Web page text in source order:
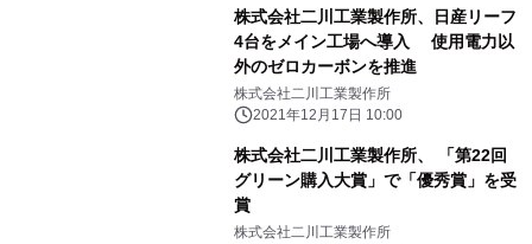
株式会社二川工業製作所、日産リーフ
4台をメイン工場へ導入 使用電力以
外のゼロカーボンを推進
株式会社二川工業製作所
2021年12月17日 10:00
株式会社二川工業製作所、 「第22回
グリーン購入大賞」で「優秀賞」を受
賞
株式会社二川工業製作所